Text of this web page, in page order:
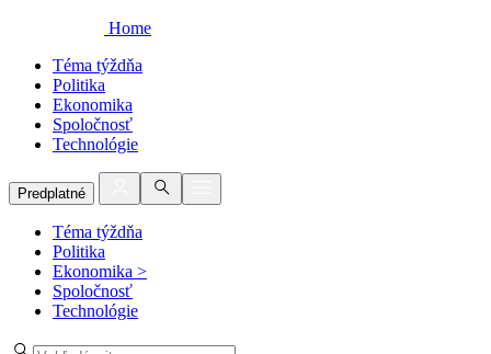
Home
Téma týždňa
Politika
Ekonomika
Spoločnosť
Technológie
Predplatné
Téma týždňa
Politika
Ekonomika >
Spoločnosť
Technológie